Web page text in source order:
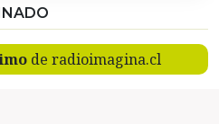
de radioimagina.cl